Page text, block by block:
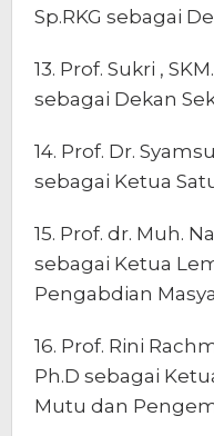
Sp.RKG sebagai
13. Prof. Sukri ,
sebagai Dekan
14. Prof. Dr.
sebagai Ketua
15. Prof. dr. Muh.
sebagai Ketua
Pengabdian
16. Prof. Rini
Ph.D sebagai
Mutu dan